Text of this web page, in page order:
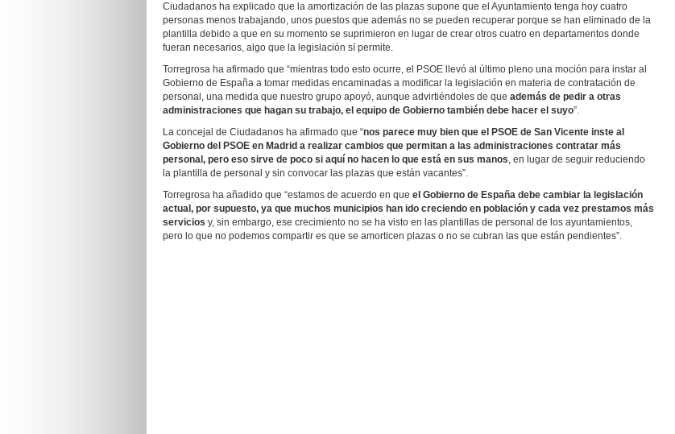
Ciudadanos ha explicado que la amortización de las plazas supone que el Ayuntamiento tenga hoy cuatro
personas menos trabajando, unos puestos que además no se pueden recuperar porque se han eliminado de la
plantilla debido a que en su momento se suprimieron en lugar de crear otros cuatro en departamentos donde
fueran necesarios, algo que la legislación sí permite.
Torregrosa ha afirmado que “mientras todo esto ocurre, el PSOE llevó al último pleno una moción para instar al
Gobierno de España a tomar medidas encaminadas a modificar la legislación en materia de contratación de
personal, una medida que nuestro grupo apoyó, aunque advirtiéndoles de que además de pedir a otras
administraciones que hagan su trabajo, el equipo de Gobierno también debe hacer el suyo”.
La concejal de Ciudadanos ha afirmado que “nos parece muy bien que el PSOE de San Vicente inste al
Gobierno del PSOE en Madrid a realizar cambios que permitan a las administraciones contratar más
personal, pero eso sirve de poco si aquí no hacen lo que está en sus manos, en lugar de seguir reduciendo
la plantilla de personal y sin convocar las plazas que están vacantes”.
Torregrosa ha añadido que “estamos de acuerdo en que el Gobierno de España debe cambiar la legislación
actual, por supuesto, ya que muchos municipios han ido creciendo en población y cada vez prestamos más
servicios y, sin embargo, ese crecimiento no se ha visto en las plantillas de personal de los ayuntamientos,
pero lo que no podemos compartir es que se amorticen plazas o no se cubran las que están pendientes”.